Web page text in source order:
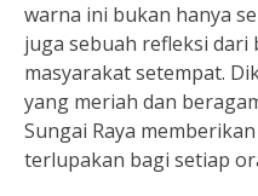
warna ini bukan hanya
juga sebuah refleksi dari
masyarakat setempat.
yang meriah dan
Sungai Raya
terlupakan bagi setiap